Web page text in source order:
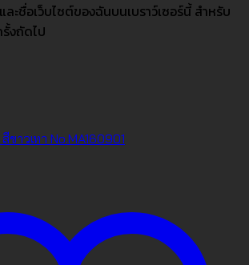
ะชื่อเว็บไซต์ของฉันบนเบราว์เซอร์นี้ สำหรับ
งถัดไป